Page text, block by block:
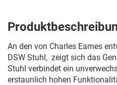
An den von Charles Eames
DSW Stuhl, zeigt sich das
Stuhl verbindet ein
erstaunlich hohen